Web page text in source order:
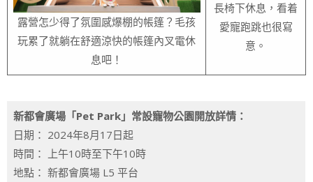
露營怎少得了氛圍感爆棚的帳篷？毛孩
玩累了就躺在舒適涼快的帳篷內叉電休
息吧！
長椅下休息，看着
愛寵跑跳也很寫
意。
新都會廣場「Pet Park」常設寵物公園開放詳情：
日期： 2024年8月17日起
時間： 上午10時至下午10時
地點： 新都會廣場 L5 平台